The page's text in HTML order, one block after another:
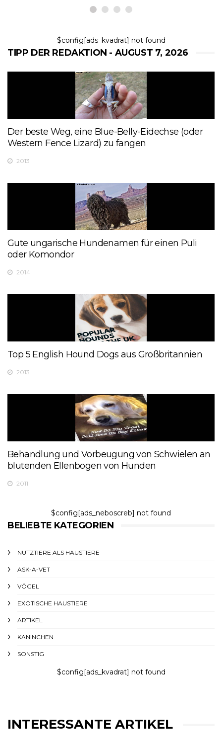
$config[ads_kvadrat] not found
TIPP DER REDAKTION - AUGUST 7, 2026
Der beste Weg, eine Blue-Belly-Eidechse (oder
Western Fence Lizard) zu fangen
2013
Gute ungarische Hundenamen für einen Puli
oder Komondor
2014
Top 5 English Hound Dogs aus Großbritannien
2013
Behandlung und Vorbeugung von Schwielen an
blutenden Ellenbogen von Hunden
2011
$config[ads_neboscreb] not found
BELIEBTE KATEGORIEN
NUTZTIERE ALS HAUSTIERE
ASK-A-VET
VÖGEL
EXOTISCHE HAUSTIERE
ARTIKEL
KANINCHEN
SONSTIG
$config[ads_kvadrat] not found
INTERESSANTE ARTIKEL